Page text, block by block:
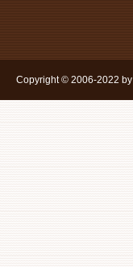
Copyright © 2006-2022 by